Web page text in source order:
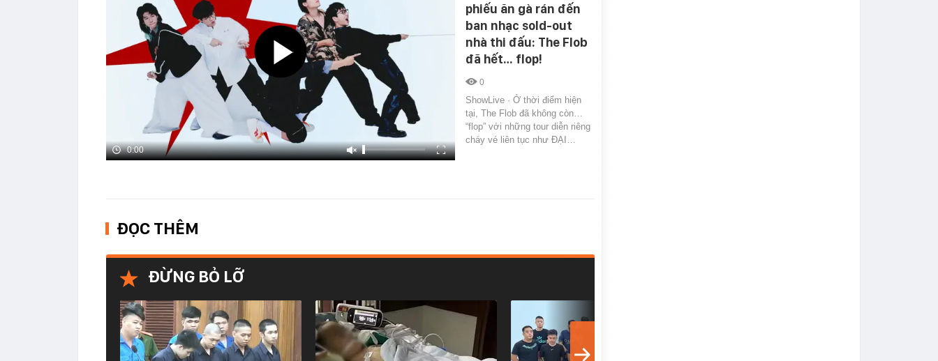
0:00
phiếu ăn gà rán đến
ban nhạc sold-out
nhà thi đấu: The Flob
đã hết… flop!
0
ShowLive · Ở thời điểm hiện
tại, The Flob đã không còn…
“flop” với những tour diễn riêng
cháy vé liên tục như ĐẠI…
ĐỌC THÊM
ĐỪNG BỎ LỠ